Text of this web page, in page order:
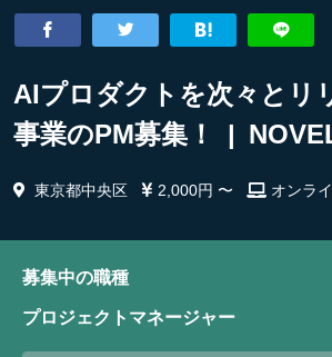
AIプロダクトを次々とリ
事業のPM募集！ |
東京都中央区 2,000円 〜 オンラ
募集中の職種
プロジェクトマネージャー